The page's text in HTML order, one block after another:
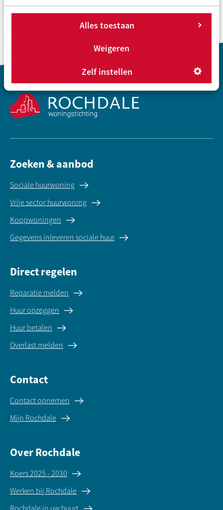
Alles toestaan
Weigeren
Zelf instellen
Contactinformatie
Zoeken & aanbod
Sociale huurwoning
Vrije sector huurwoning
Koopwoningen
Gegevens inleveren sociale huur
Direct regelen
Reparatie melden
Huur opzeggen
Huur betalen
Overlast melden
Contact
Contact opnemen
Mijn Rochdale
Over Rochdale
Koers 2025 - 2030
Werken bij Rochdale